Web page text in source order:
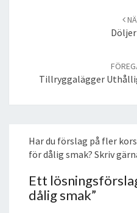
Tillryggalägger
Har du förslag på fler
för dålig smak? Skriv
Ett
dålig smak”